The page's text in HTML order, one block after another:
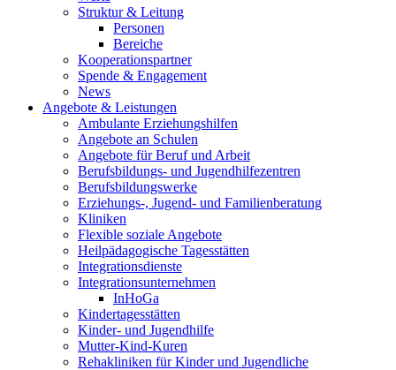
Struktur & Leitung
Personen
Bereiche
Kooperationspartner
Spende & Engagement
News
Angebote & Leistungen
Ambulante Erziehungshilfen
Angebote an Schulen
Angebote für Beruf und Arbeit
Berufsbildungs- und Jugendhilfezentren
Berufsbildungswerke
Erziehungs-, Jugend- und Familienberatung
Kliniken
Flexible soziale Angebote
Heilpädagogische Tagesstätten
Integrationsdienste
Integrationsunternehmen
InHoGa
Kindertagesstätten
Kinder- und Jugendhilfe
Mutter-Kind-Kuren
Rehakliniken für Kinder und Jugendliche